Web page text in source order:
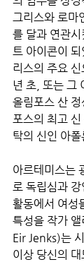
그리스와 로
를 달과 연관
트 아이콘이
리스의 주요
년 초, 또는 그
올림포스 산
포스의 최고
탁의 신인 아
아르테미스는
로 독립심과
활동에서 여성
특성을 작가
Eir Jenks)는 시
이상 당신의